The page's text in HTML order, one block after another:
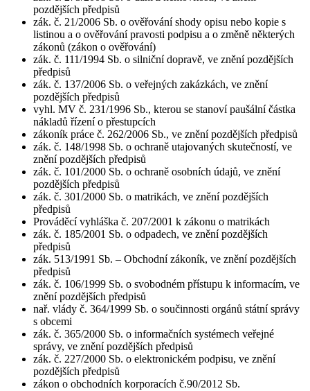
pozdějších předpisů
zák. č. 21/2006 Sb. o ověřování shody opisu nebo kopie s
listinou a o ověřování pravosti podpisu a o změně některých
zákonů (zákon o ověřování)
zák. č. 111/1994 Sb. o silniční dopravě, ve znění pozdějších
předpisů
zák. č. 137/2006 Sb. o veřejných zakázkách, ve znění
pozdějších předpisů
vyhl. MV č. 231/1996 Sb., kterou se stanoví paušální částka
nákladů řízení o přestupcích
zákoník práce č. 262/2006 Sb., ve znění pozdějších předpisů
zák. č. 148/1998 Sb. o ochraně utajovaných skutečností, ve
znění pozdějších předpisů
zák. č. 101/2000 Sb. o ochraně osobních údajů, ve znění
pozdějších předpisů
zák. č. 301/2000 Sb. o matrikách, ve znění pozdějších
předpisů
Prováděcí vyhláška č. 207/2001 k zákonu o matrikách
zák. č. 185/2001 Sb. o odpadech, ve znění pozdějších
předpisů
zák. 513/1991 Sb. – Obchodní zákoník, ve znění pozdějších
předpisů
zák. č. 106/1999 Sb. o svobodném přístupu k informacím, ve
znění pozdějších předpisů
nař. vlády č. 364/1999 Sb. o součinnosti orgánů státní správy
s obcemi
zák. č. 365/2000 Sb. o informačních systémech veřejné
správy, ve znění pozdějších předpisů
zák. č. 227/2000 Sb. o elektronickém podpisu, ve znění
pozdějších předpisů
zákon o obchodních korporacích č.90/2012 Sb.